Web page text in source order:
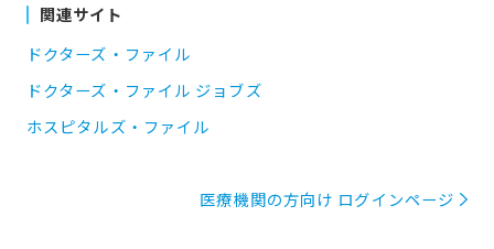
関連サイト
ドクターズ・ファイル
ドクターズ・ファイル ジョブズ
ホスピタルズ・ファイル
医療機関の方向け ログインページ